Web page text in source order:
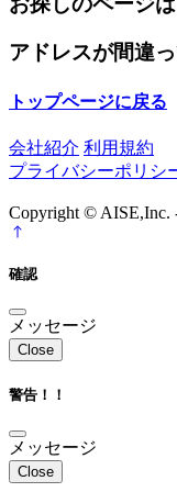
アドレスが間違
トップページに戻る
会社紹介 利用規約
プライバシーポリシ
Copyright © AISE,Inc.
確認
メッセージ
Close
警告！！
メッセージ
Close